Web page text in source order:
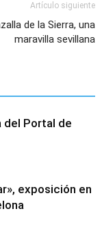
Artículo siguiente
de la Sierra, una
maravilla sevillana
del Portal de
exposición en